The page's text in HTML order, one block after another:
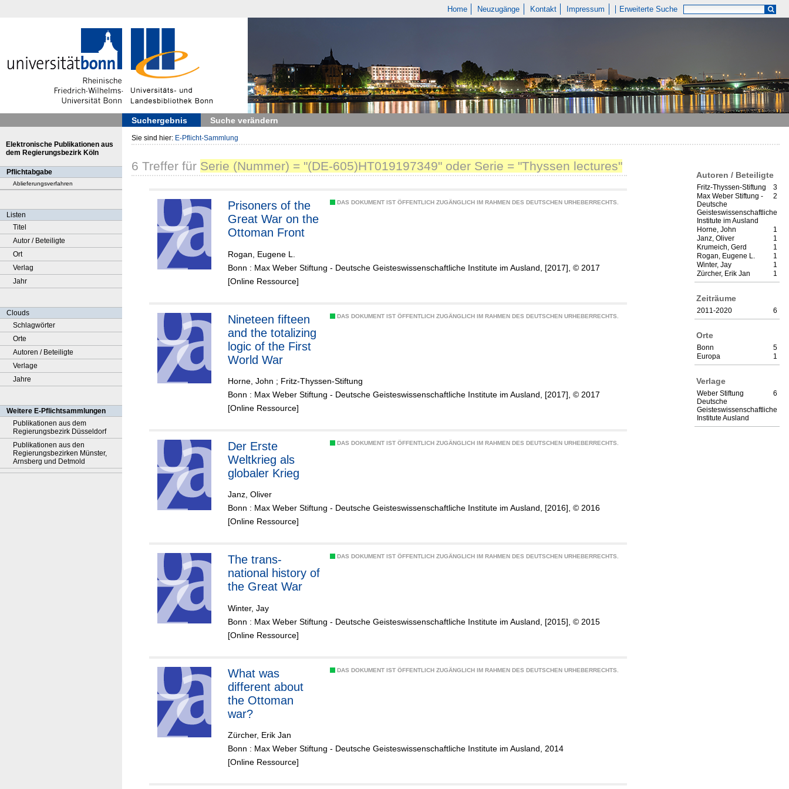
Home Neuzugänge Kontakt Impressum Erweiterte Suche
Suchergebnis Suche verändern
Elektronische Publikationen aus
dem Regierungsbezirk Köln
Pflichtabgabe
Ablieferungsverfahren
Listen
Titel
Autor / Beteiligte
Ort
Verlag
Jahr
Clouds
Schlagwörter
Orte
Autoren / Beteiligte
Verlage
Jahre
Weitere E-Pflichtsammlungen
Publikationen aus dem
Regierungsbezirk Düsseldorf
Publikationen aus den
Regierungsbezirken Münster,
Arnsberg und Detmold
Sie sind hier: E-Pflicht-Sammlung
Autoren / Beteiligte
3
Fritz-Thyssen-Stiftung
2
Max Weber Stiftung -
Deutsche
Geisteswissenschaftliche
Institute im Ausland
1
Horne, John
1
Janz, Oliver
1
Krumeich, Gerd
1
Rogan, Eugene L.
1
Winter, Jay
1
Zürcher, Erik Jan
Zeiträume
6
2011-2020
Orte
5
Bonn
1
Europa
Verlage
6
Weber Stiftung
Deutsche
Geisteswissenschaftliche
Institute Ausland
6 Treffer für Serie (Nummer) = "(DE-605)HT019197349" oder Serie = "Thyssen lectures"
DAS DOKUMENT IST ÖFFENTLICH ZUGÄNGLICH IM RAHMEN DES DEUTSCHEN URHEBERRECHTS.
Prisoners of the
Great War on the
Ottoman Front
Rogan, Eugene L.
Bonn : Max Weber Stiftung - Deutsche Geisteswissenschaftliche Institute im Ausland, [2017], © 2017
[Online Ressource]
DAS DOKUMENT IST ÖFFENTLICH ZUGÄNGLICH IM RAHMEN DES DEUTSCHEN URHEBERRECHTS.
Nineteen fifteen
and the totalizing
logic of the First
World War
Horne, John ; Fritz-Thyssen-Stiftung
Bonn : Max Weber Stiftung - Deutsche Geisteswissenschaftliche Institute im Ausland, [2017], © 2017
[Online Ressource]
DAS DOKUMENT IST ÖFFENTLICH ZUGÄNGLICH IM RAHMEN DES DEUTSCHEN URHEBERRECHTS.
Der Erste
Weltkrieg als
globaler Krieg
Janz, Oliver
Bonn : Max Weber Stiftung - Deutsche Geisteswissenschaftliche Institute im Ausland, [2016], © 2016
[Online Ressource]
DAS DOKUMENT IST ÖFFENTLICH ZUGÄNGLICH IM RAHMEN DES DEUTSCHEN URHEBERRECHTS.
The trans-
national history of
the Great War
Winter, Jay
Bonn : Max Weber Stiftung - Deutsche Geisteswissenschaftliche Institute im Ausland, [2015], © 2015
[Online Ressource]
DAS DOKUMENT IST ÖFFENTLICH ZUGÄNGLICH IM RAHMEN DES DEUTSCHEN URHEBERRECHTS.
What was
different about
the Ottoman
war?
Zürcher, Erik Jan
Bonn : Max Weber Stiftung - Deutsche Geisteswissenschaftliche Institute im Ausland, 2014
[Online Ressource]